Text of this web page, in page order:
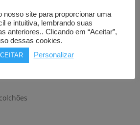
nosso site para proporcionar uma
e intuitiva, lembrando suas
anteriores.. Clicando em “Aceitar”,
dessas cookies.
Personalizar